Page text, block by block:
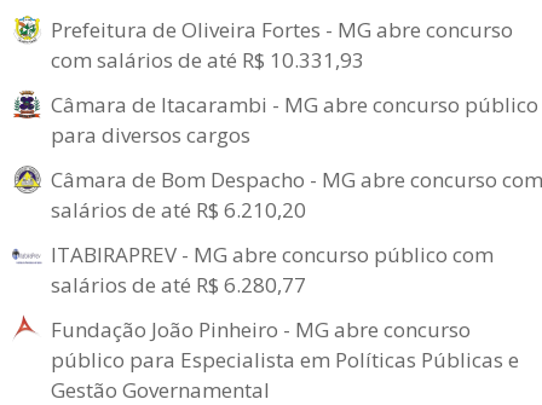
Prefeitura de Oliveira Fortes - MG abre concurso
com salários de até R$ 10.331,93
Câmara de Itacarambi - MG abre concurso público
para diversos cargos
Câmara de Bom Despacho - MG abre concurso com
salários de até R$ 6.210,20
ITABIRAPREV - MG abre concurso público com
salários de até R$ 6.280,77
Fundação João Pinheiro - MG abre concurso
público para Especialista em Políticas Públicas e
Gestão Governamental